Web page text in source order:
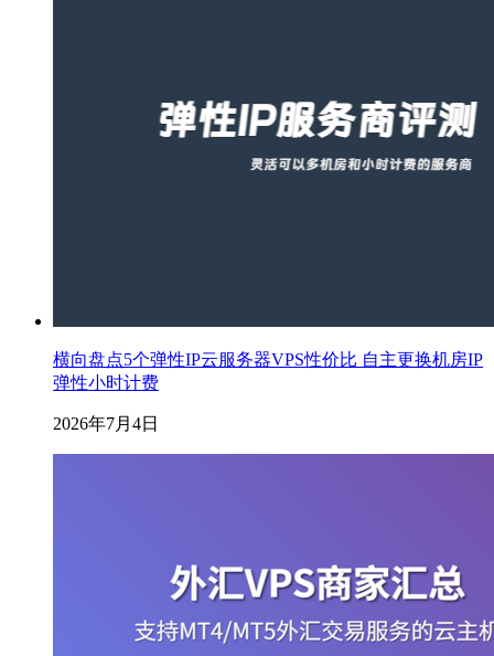
横向盘点5个弹性IP云服务器VPS性价比 自主更换机房IP
弹性小时计费
2026年7月4日